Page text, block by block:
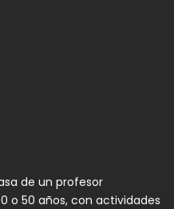
de un profesor
o 50 años, con actividades